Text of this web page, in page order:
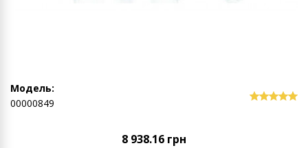
Модель:
00000849
8 938.16 грн